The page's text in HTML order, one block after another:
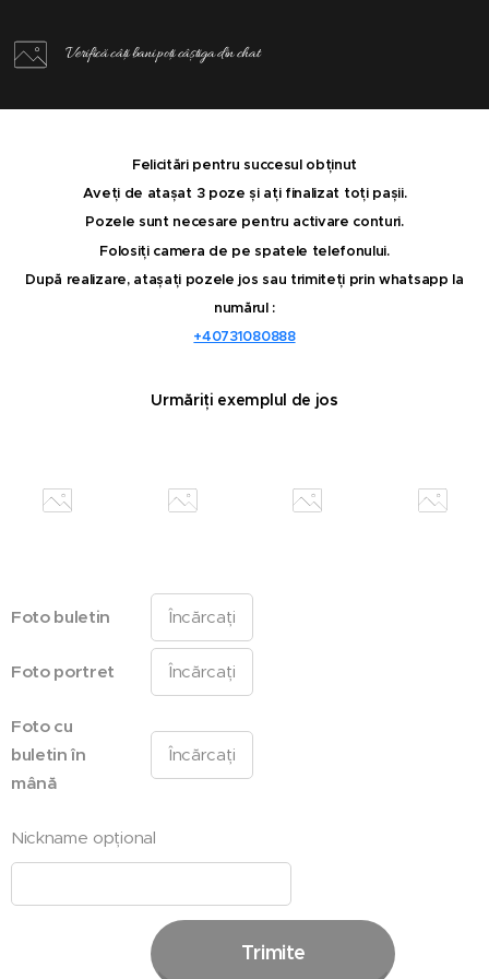
Verifică câți bani poți câștiga din chat
Felicitări pentru succesul obținut
Aveți de atașat 3 poze și ați finalizat toți pașii.
Pozele sunt necesare pentru activare conturi.
Folosiți camera de pe spatele telefonului.
După realizare,atașați pozele jos sau trimiteți prin whatsapp la
numărul :
+40731080888
Urmăriți exemplul de jos
Foto buletin Încărcați
Foto portret Încărcați
Foto cu
buletin în
mână
Încărcați
Nickname opțional
Trimite